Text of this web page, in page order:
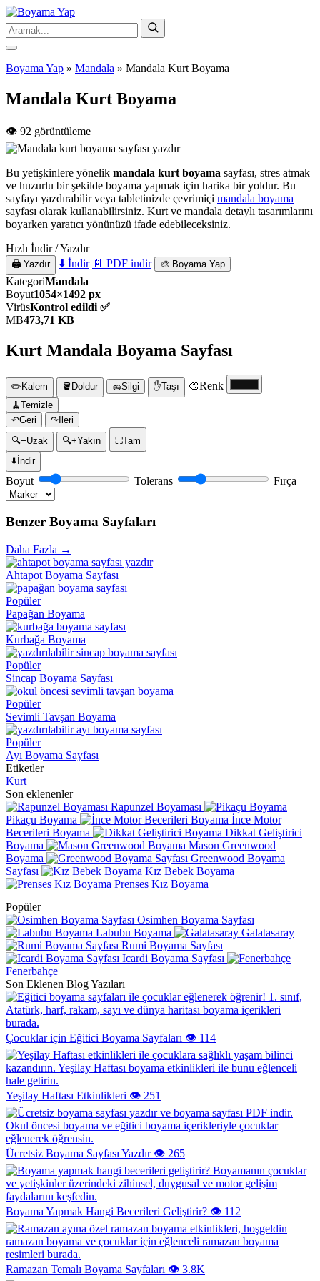
Boyama Yap » Mandala » Mandala Kurt Boyama
Mandala Kurt Boyama
👁️ 92 görüntüleme
Bu yetişkinlere yönelik mandala kurt boyama sayfası, stres atmak
ve huzurlu bir şekilde boyama yapmak için harika bir yoldur. Bu
sayfayı yazdırabilir veya tabletinizde çevrimiçi mandala boyama
sayfası olarak kullanabilirsiniz. Kurt ve mandala detaylı tasarımlarını
boyarken yaratıcı yönünüzü ifade edebileceksiniz.
Hızlı İndir / Yazdır
🖨️ Yazdır ⬇️ İndir 📄 PDF indir 🎨 Boyama Yap
KategoriMandala
Boyut1054×1492 px
VirüsKontrol edildi ✅
MB473,71 KB
Kurt Mandala Boyama Sayfası
✏️Kalem 🪣 Doldur 🧽Silgi ✋Taşı 🎨Renk
🧹 Temizle
↶Geri ↷İleri
🔍−Uzak 🔍+Yakın ⛶Tam
⬇️İndir
Boyut Tolerans Fırça
Benzer Boyama Sayfaları
Daha Fazla →
Ahtapot Boyama Sayfası
Popüler
Papağan Boyama
Kurbağa Boyama
Popüler
Sincap Boyama Sayfası
Popüler
Sevimli Tavşan Boyama
Popüler
Ayı Boyama Sayfası
Etiketler
Kurt
Son eklenenler
Rapunzel Boyaması
Pikaçu Boyama
İnce Motor
Becerileri Boyama
Dikkat Geliştirici
Boyama
Mason Greenwood
Boyama
Greenwood Boyama
Sayfası
Kız Bebek Boyama
Prenses Kız Boyama
Popüler
Osimhen Boyama Sayfası
Labubu Boyama
Galatasaray
Rumi Boyama Sayfası
Icardi Boyama Sayfası
Fenerbahçe
Son Eklenen Blog Yazıları
Çocuklar için Eğitici Boyama Sayfaları 👁️ 114
Yeşilay Haftası Etkinlikleri 👁️ 251
Ücretsiz Boyama Sayfası Yazdır 👁️ 265
Boyama Yapmak Hangi Becerileri Geliştirir? 👁️ 112
Ramazan Temalı Boyama Sayfaları 👁️ 3.8K